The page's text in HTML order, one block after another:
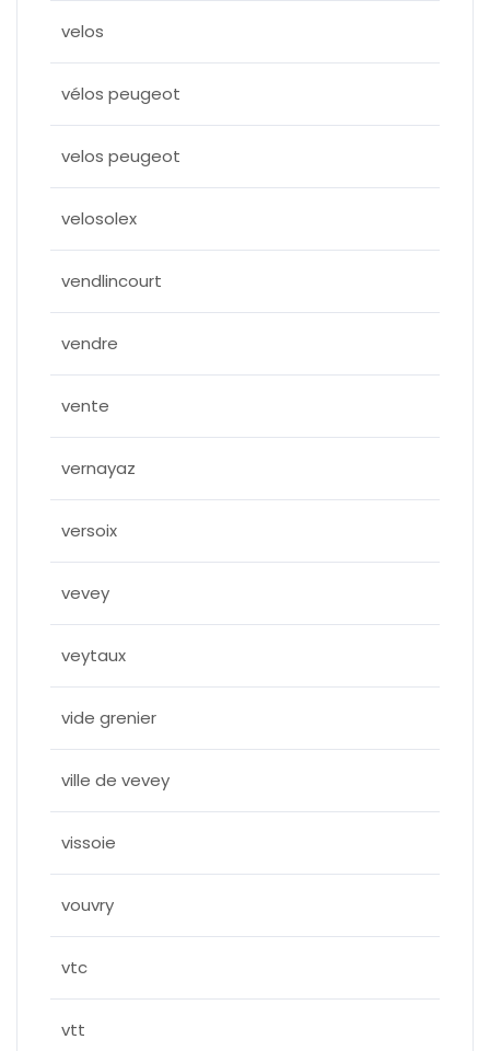
velos
vélos peugeot
velos peugeot
velosolex
vendlincourt
vendre
vente
vernayaz
versoix
vevey
veytaux
vide grenier
ville de vevey
vissoie
vouvry
vtc
vtt